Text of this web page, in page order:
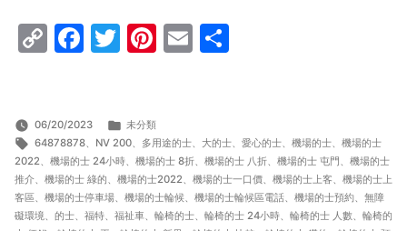
CopyFacebook
Twitter
Pinterest
Email
06/20/2023
分
類:
未分類
標
籤:
64878878、 NV 200、 多用途的士、 大的士、 愛心的士、 機場的士、 機場的士
2022、 機場的士 24小時、 機場的士 8折、 機場的士 八折、 機場的士 屯門、 機場的士
推介、 機場的士 綠的、 機場的士2022、 機場的士一口價、 機場的士上客、 機場的士上
客區、 機場的士停車場、 機場的士輪候、 機場的士輪候區電話、 機場的士預約、 無障
礙環境、 的士、 福特、 福祉車、 輪椅的士、 輪椅的士 24小時、 輪椅的士 人數、 輪椅的